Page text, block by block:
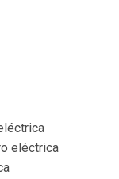
eléctrica